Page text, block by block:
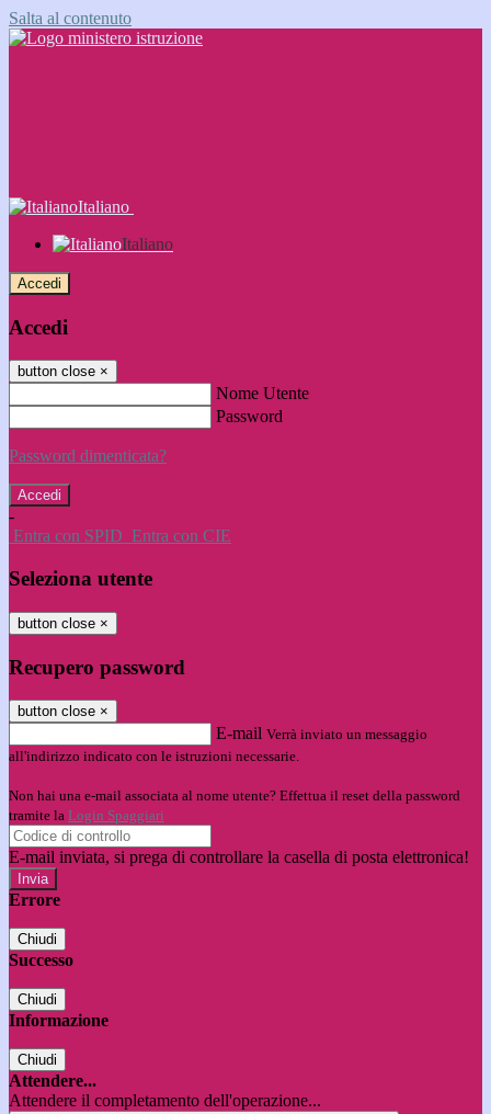
Salta al contenuto
Italiano
Italiano
Accedi
Accedi
button close ×
Nome Utente
Password
Password dimenticata?
-
Entra con SPID Entra con CIE
Seleziona utente
button close ×
Recupero password
button close ×
E-mail Verrà inviato un messaggio
all'indirizzo indicato con le istruzioni necessarie.
Non hai una e-mail associata al nome utente? Effettua il reset della password
tramite la Login Spaggiari
E-mail inviata, si prega di controllare la casella di posta elettronica!
Errore
Chiudi
Successo
Chiudi
Informazione
Chiudi
Attendere...
Attendere il completamento dell'operazione...